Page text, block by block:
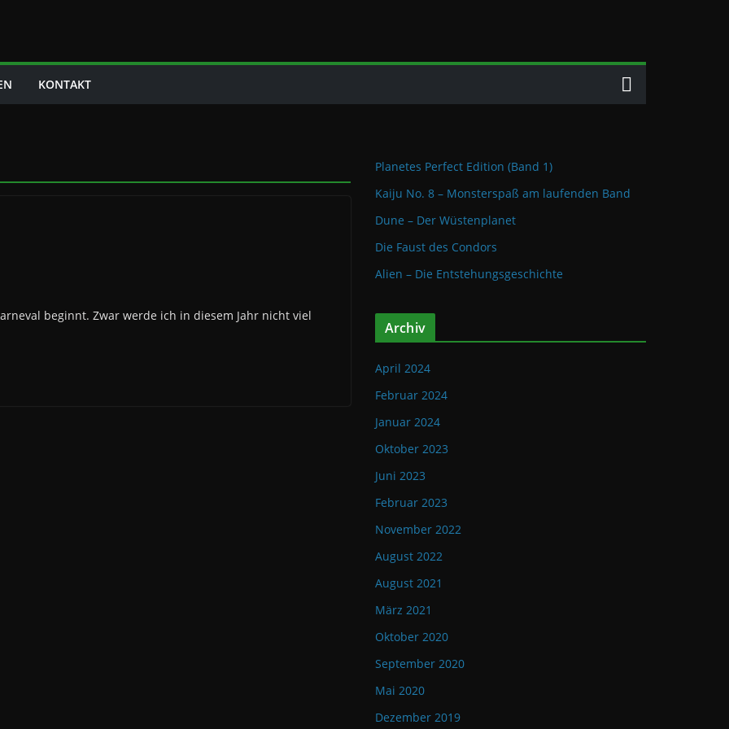
KONTAKT
beginnt. Zwar werde ich in diesem Jahr nicht viel
Planetes Perfect Edition (Band 1)
Kaiju No. 8 – Monsterspaß am laufenden Band
Dune – Der Wüstenplanet
Die Faust des Condors
Alien – Die Entstehungsgeschichte
Archiv
April 2024
Februar 2024
Januar 2024
Oktober 2023
Juni 2023
Februar 2023
November 2022
August 2022
August 2021
März 2021
Oktober 2020
September 2020
Mai 2020
Dezember 2019